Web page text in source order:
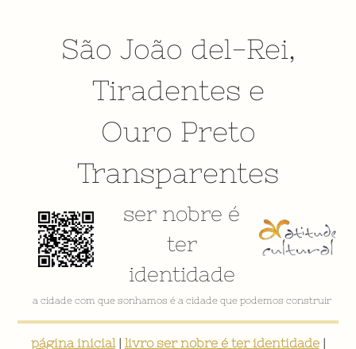
São João del-Rei,
Tiradentes e
Ouro Preto
Transparentes
ser nobre é
ter
identidade
a cidade com que sonhamos é a cidade que podemos construir
página inicial| livro ser nobre é ter identidade|